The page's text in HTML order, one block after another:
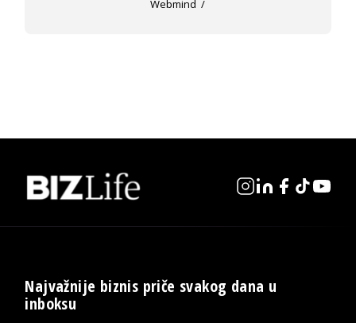
Webmind
Najvažnije biznis priče svakog dana u
inboksu